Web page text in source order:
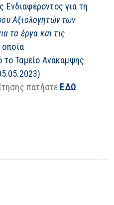
για τη
Αξιολογητών των
τα έργα και τις
οποία
το Ταμείο Ανάκαμψης
πατήστε ΕΔΩ